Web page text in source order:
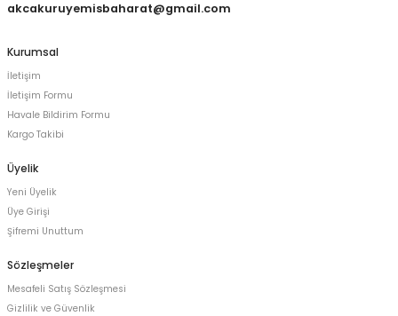
akcakuruyemisbaharat@gmail.com
Kurumsal
İletişim
İletişim Formu
Havale Bildirim Formu
Kargo Takibi
Üyelik
Yeni Üyelik
Üye Girişi
Şifremi Unuttum
Sözleşmeler
Mesafeli Satış Sözleşmesi
Gizlilik ve Güvenlik